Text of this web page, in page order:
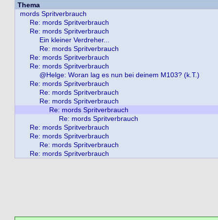
Thema
mords Spritverbrauch
Re: mords Spritverbrauch
Re: mords Spritverbrauch
Ein kleiner Verdreher...
Re: mords Spritverbrauch
Re: mords Spritverbrauch
Re: mords Spritverbrauch
@Helge: Woran lag es nun bei deinem M103? (k.T.)
Re: mords Spritverbrauch
Re: mords Spritverbrauch
Re: mords Spritverbrauch
Re: mords Spritverbrauch
Re: mords Spritverbrauch
Re: mords Spritverbrauch
Re: mords Spritverbrauch
Re: mords Spritverbrauch
Re: mords Spritverbrauch